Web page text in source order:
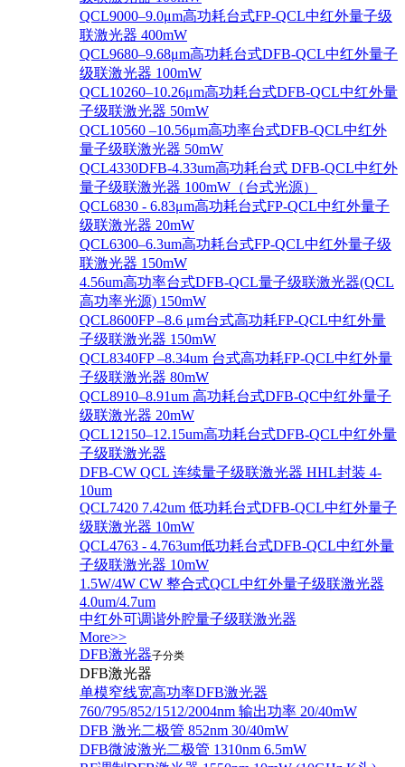
QCL9000–9.0μm高功耗台式FP-QCL中红外量子级
联激光器 400mW
QCL9680–9.68μm高功耗台式DFB-QCL中红外量子
级联激光器 100mW
QCL10260–10.26μm高功耗台式DFB-QCL中红外量
子级联激光器 50mW
QCL10560 –10.56μm高功率台式DFB-QCL中红外
量子级联激光器 50mW
QCL4330DFB-4.33um高功耗台式 DFB-QCL中红外
量子级联激光器 100mW（台式光源）
QCL6830 - 6.83μm高功耗台式FP-QCL中红外量子
级联激光器 20mW
QCL6300–6.3um高功耗台式FP-QCL中红外量子级
联激光器 150mW
4.56um高功率台式DFB-QCL量子级联激光器(QCL
高功率光源) 150mW
QCL8600FP –8.6 μm台式高功耗FP-QCL中红外量
子级联激光器 150mW
QCL8340FP –8.34um 台式高功耗FP-QCL中红外量
子级联激光器 80mW
QCL8910–8.91um 高功耗台式DFB-QC中红外量子
级联激光器 20mW
QCL12150–12.15um高功耗台式DFB-QCL中红外量
子级联激光器
DFB-CW QCL 连续量子级联激光器 HHL封装 4-
10um
QCL7420 7.42um 低功耗台式DFB-QCL中红外量子
级联激光器 10mW
QCL4763 - 4.763um低功耗台式DFB-QCL中红外量
子级联激光器 10mW
1.5W/4W CW 整合式QCL中红外量子级联激光器
4.0um/4.7um
中红外可调谐外腔量子级联激光器
More>>
DFB激光器子分类
DFB激光器
单模窄线宽高功率DFB激光器
760/795/852/1512/2004nm 输出功率 20/40mW
DFB 激光二极管 852nm 30/40mW
DFB微波激光二极管 1310nm 6.5mW